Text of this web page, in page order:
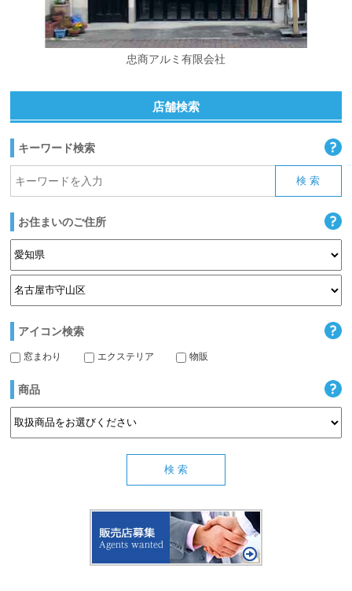
忠商アルミ有限会社
店舗検索
キーワード検索
お住まいのご住所
アイコン検索
窓まわり エクステリア 物販
商品